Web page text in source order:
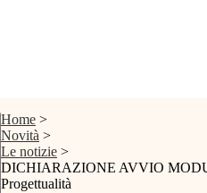
Home >
Novità >
Le notizie >
DICHIARAZIONE AVVIO
Progettualità